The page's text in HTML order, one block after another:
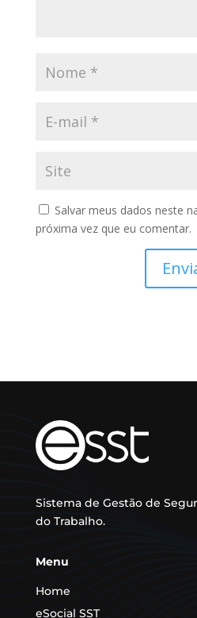
Salvar meus dados neste
próxima vez que eu comentar.
Sistema de Gestão de
do Trabalho.
Menu
Home
eSocial SST